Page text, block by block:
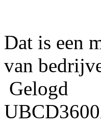
Dat is een
van
Gelogd